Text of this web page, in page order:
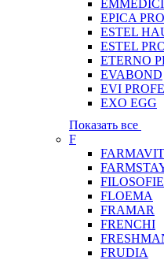
EPICA
ESTEL
ESTEL
ETERNO
EVABOND
EVI
EXO EGG
Показать все
F
FILOSOFIE
FLOEMA
FRAMAR
FRENCHI
FRUDIA